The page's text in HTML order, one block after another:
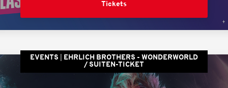
Tickets
EVENTS
EHRLICH BROTHERS - WONDERWORLD
/ SUITEN-TICKET